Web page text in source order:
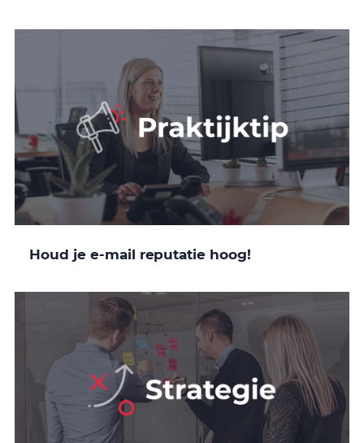
Houd je e-mail reputatie hoog!